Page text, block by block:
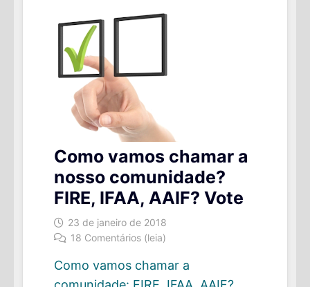
Como vamos chamar a
nosso comunidade?
FIRE, IFAA, AAIF? Vote
23 de janeiro de 2018
18 Comentários (leia)
Como vamos chamar a